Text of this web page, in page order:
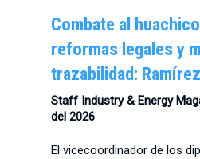
Combate al
reformas legales y
trazabilidad:
Staff Industry & Energy
del 2026
El vicecoordinador de los